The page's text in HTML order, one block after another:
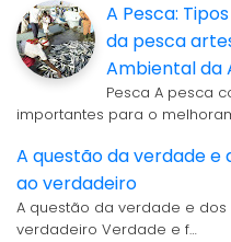
A Pesca:
da pesca
Ambiental da
Pesca A pesca
importantes para o
A questão da verdade
ao verdadeiro
A questão da verdade e
verdadeiro Verdade e f…